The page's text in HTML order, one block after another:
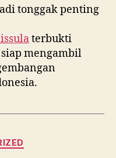
tonggak penting
terbukti
mengambil